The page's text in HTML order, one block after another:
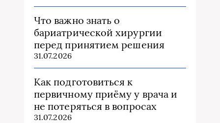
Что важно знать о
бариатрической хирургии
перед принятием решения
31.07.2026
Как подготовиться к
первичному приёму у врача и
не потеряться в вопросах
31.07.2026